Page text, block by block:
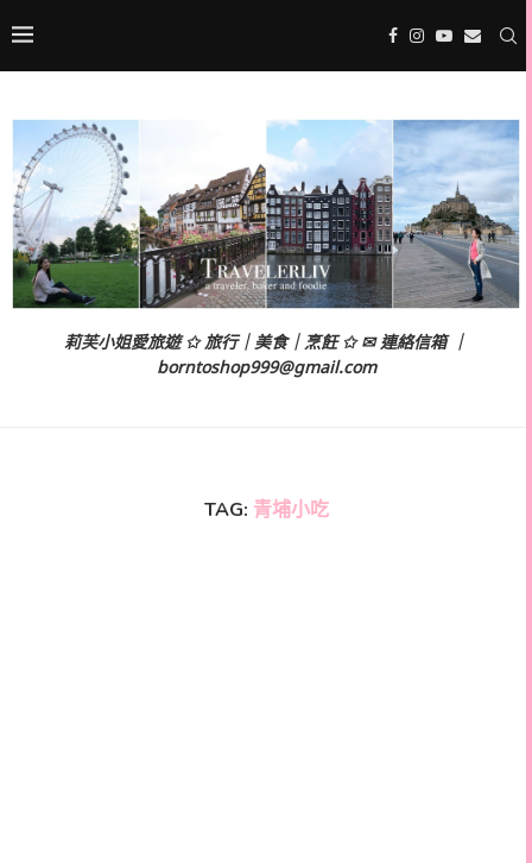
莉芙小姐愛旅遊 ✩ 旅行｜美食｜烹飪 ✩ ✉ 連絡信箱 ｜
borntoshop999@gmail.com
TAG: 青埔小吃